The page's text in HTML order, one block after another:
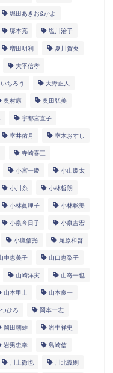
堀田あきお&かよ
塚本亮 塩川治子
増田明利 夏川賀央
大平信孝
ちろう 大野正人
奥村康 奥田弘美
宇都宮直子
室井佑月 室木おすし
寺崎喜三
小宮一慶 小山慶太
小川糸 小林哲朗
小林眞理子 小林聡美
小泉今日子 小泉吉宏
小鷹信光 尾原和啓
中恵美子 山口恵梨子
山崎洋実 山嵜一也
山本甲士 山本良一
ひろ 岡本一志
岡田朝雄 岩中祥史
岩男忠幸 島崎信
川上徹也 川北義則